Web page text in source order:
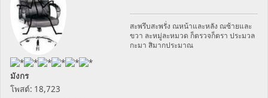
มังกร
โพสต์: 18,723
สะพรึบสะพรั่ง ณหน้าและหลัง ณซ้ายและ
ขวา ละหมู่ละหมวด ก็ตรวจก็ตรา ประมวล
กะมา สิมากประมาณ